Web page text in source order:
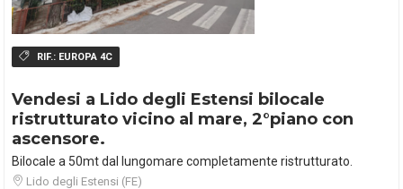
RIF.: EUROPA 4C
Vendesi a Lido degli Estensi bilocale
ristrutturato vicino al mare, 2°piano con
ascensore.
Bilocale a 50mt dal lungomare completamente ristrutturato.
Lido degli Estensi (FE)